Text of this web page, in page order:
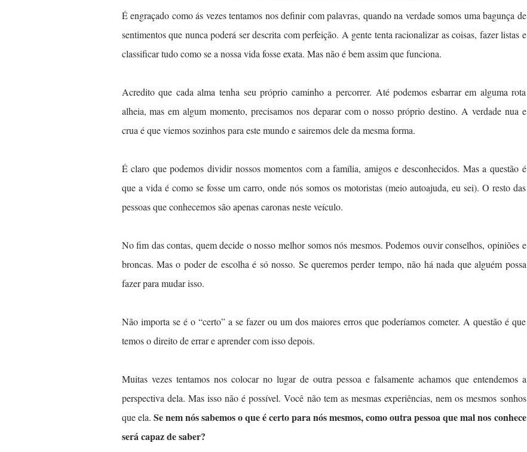
É engraçado como ás vezes tentamos nos definir com palavras, quando na verdade somos uma bagunça de
sentimentos que nunca poderá ser descrita com perfeição. A gente tenta racionalizar as coisas, fazer listas e
classificar tudo como se a nossa vida fosse exata. Mas não é bem assim que funciona.
Acredito que cada alma tenha seu próprio caminho a percorrer. Até podemos esbarrar em alguma rota
alheia, mas em algum momento, precisamos nos deparar com o nosso próprio destino. A verdade nua e
crua é que viemos sozinhos para este mundo e sairemos dele da mesma forma.
É claro que podemos dividir nossos momentos com a família, amigos e desconhecidos. Mas a questão é
que a vida é como se fosse um carro, onde nós somos os motoristas (meio autoajuda, eu sei). O resto das
pessoas que conhecemos são apenas caronas neste veículo.
No fim das contas, quem decide o nosso melhor somos nós mesmos. Podemos ouvir conselhos, opiniões e
broncas. Mas o poder de escolha é só nosso. Se queremos perder tempo, não há nada que alguém possa
fazer para mudar isso.
Não importa se é o “certo” a se fazer ou um dos maiores erros que poderíamos cometer. A questão é que
temos o direito de errar e aprender com isso depois.
Muitas vezes tentamos nos colocar no lugar de outra pessoa e falsamente achamos que entendemos a
perspectiva dela. Mas isso não é possível. Você não tem as mesmas experiências, nem os mesmos sonhos
que ela. Se nem nós sabemos o que é certo para nós mesmos, como outra pessoa que mal nos conhece
será capaz de saber?